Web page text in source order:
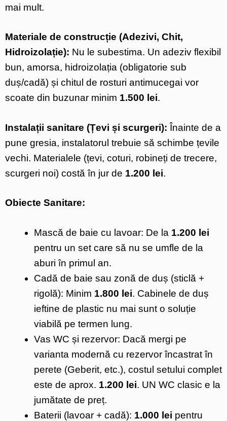
mai mult.
Materiale de construcție (Adezivi, Chit,
Hidroizolație): Nu le subestima. Un adeziv flexibil
bun, amorsa, hidroizolația (obligatorie sub
duș/cadă) și chitul de rosturi antimucegai vor
scoate din buzunar minim 1.500 lei.
Instalații sanitare (Țevi și scurgeri): Înainte de a
pune gresia, instalatorul trebuie să schimbe țevile
vechi. Materialele (țevi, coturi, robineți de trecere,
scurgeri noi) costă în jur de 1.200 lei.
Obiecte Sanitare:
Mască de baie cu lavoar: De la 1.200 lei
pentru un set care să nu se umfle de la
aburi în primul an.
Cadă de baie sau zonă de duș (sticlă +
rigolă): Minim 1.800 lei. Cabinele de duș
ieftine de plastic nu mai sunt o soluție
viabilă pe termen lung.
Vas WC și rezervor: Dacă mergi pe
varianta modernă cu rezervor încastrat în
perete (Geberit, etc.), costul setului complet
este de aprox. 1.200 lei. UN WC clasic e la
jumătate de preț.
Baterii (lavoar + cadă): 1.000 lei pentru